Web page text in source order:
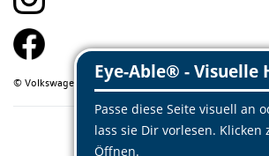
© Volkswagen Classic Parts 2026